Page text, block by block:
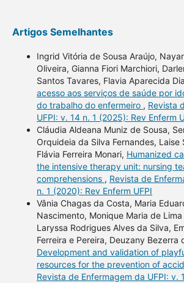
Artigos Semelhantes
Ingrid Vitória de Sousa Araújo,
Oliveira, Gianna Fiori Marchiori,
Santos Tavares, Flavia Aparecida
acesso aos serviços de saúde por
do trabalho do enfermeiro , Revista
UFPI: v. 14 n. 1 (2025): Rev Enferm
Cláudia Aldeana Muniz de Sousa,
Orquideia da Silva Fernandes, Laise
Flávia Ferreira Monari, Humanized
the intensive therapy unit: nursing
comprehensions , Revista de
n. 1 (2020): Rev Enferm UFPI
Vânia Chagas da Costa, Maria
Nascimento, Monique Maria de
Laryssa Rodrigues Alves da Silva,
Ferreira e Pereira, Deuzany Bezerra
Development and validation of
resources for the prevention of
Revista de Enfermagem da UFPI: v.